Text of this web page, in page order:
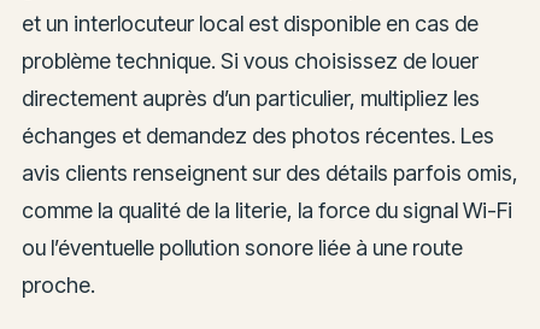
et un interlocuteur local est disponible en cas de
problème technique. Si vous choisissez de louer
directement auprès d’un particulier, multipliez les
échanges et demandez des photos récentes. Les
avis clients renseignent sur des détails parfois omis,
comme la qualité de la literie, la force du signal Wi-Fi
ou l’éventuelle pollution sonore liée à une route
proche.